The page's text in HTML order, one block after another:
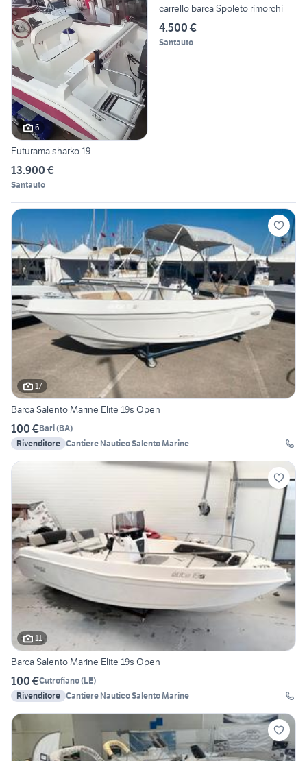
6
Futurama sharko 19
13.900 €
Santauto
carrello barca Spoleto rimorchi
4.500 €
Santauto
17
Barca Salento Marine Elite 19s Open
100 €Bari(BA)
Rivenditore Cantiere Nautico Salento Marine
11
Barca Salento Marine Elite 19s Open
100 €Cutrofiano(LE)
Rivenditore Cantiere Nautico Salento Marine